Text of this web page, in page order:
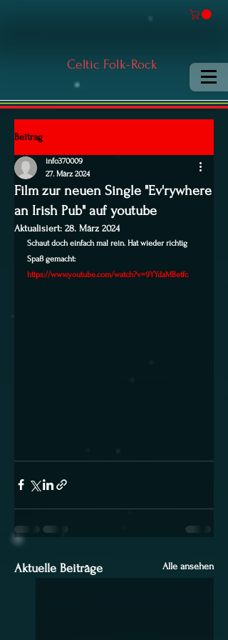
Celtic Folk-Rock
Beitrag
Film zur neuen Single "Ev'rywhere
an Irish Pub" auf youtube
info370009
27. März 2024
Aktualisiert: 28. März 2024
Schaut doch einfach mal rein. Hat wieder richtig
Spaß gemacht:
https://www.youtube.com/watch?v=9YYdaMBetfc
Aktuelle Beiträge Alle ansehen